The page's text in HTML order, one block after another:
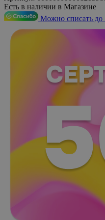
Есть в наличии в Магазине
Можно списать до